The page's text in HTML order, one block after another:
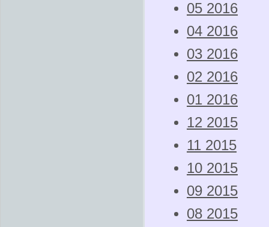
05 2016
04 2016
03 2016
02 2016
01 2016
12 2015
11 2015
10 2015
09 2015
08 2015